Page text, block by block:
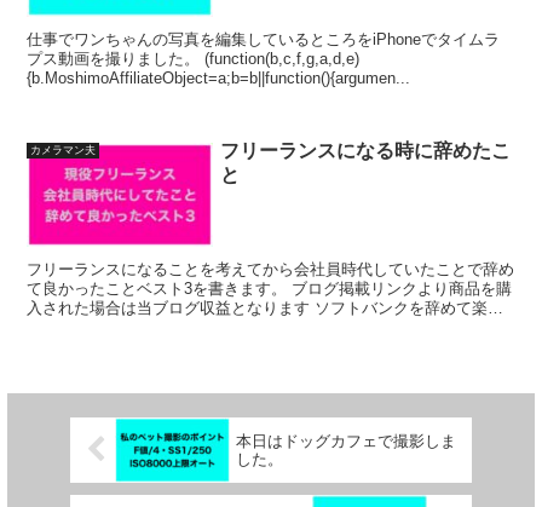
仕事でワンちゃんの写真を編集しているところをiPhoneでタイムラ
プス動画を撮りました。 (function(b,c,f,g,a,d,e)
{b.MoshimoAffiliateObject=a;b=b||function(){argumen...
カメラマン夫
フリーランスになる時に辞めたこ
と
フリーランスになることを考えてから会社員時代していたことで辞め
て良かったことベスト3を書きます。 ブログ掲載リンクより商品を購
入された場合は当ブログ収益となります ソフトバンクを辞めて楽天
本日はドッグカフェで撮影しま
した。